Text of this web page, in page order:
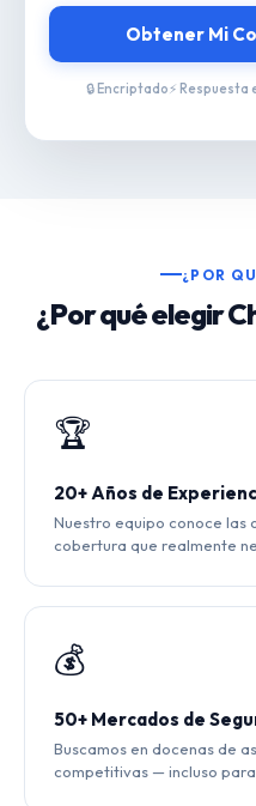
Obtener Mi
🔒 Encriptado⚡ Respuesta
¿POR
¿Por qué elegir
🏆
20+ Años de
Nuestro equipo conoce las
cobertura que realmente
💰
50+ Mercados de
Buscamos en docenas de
competitivas — incluso